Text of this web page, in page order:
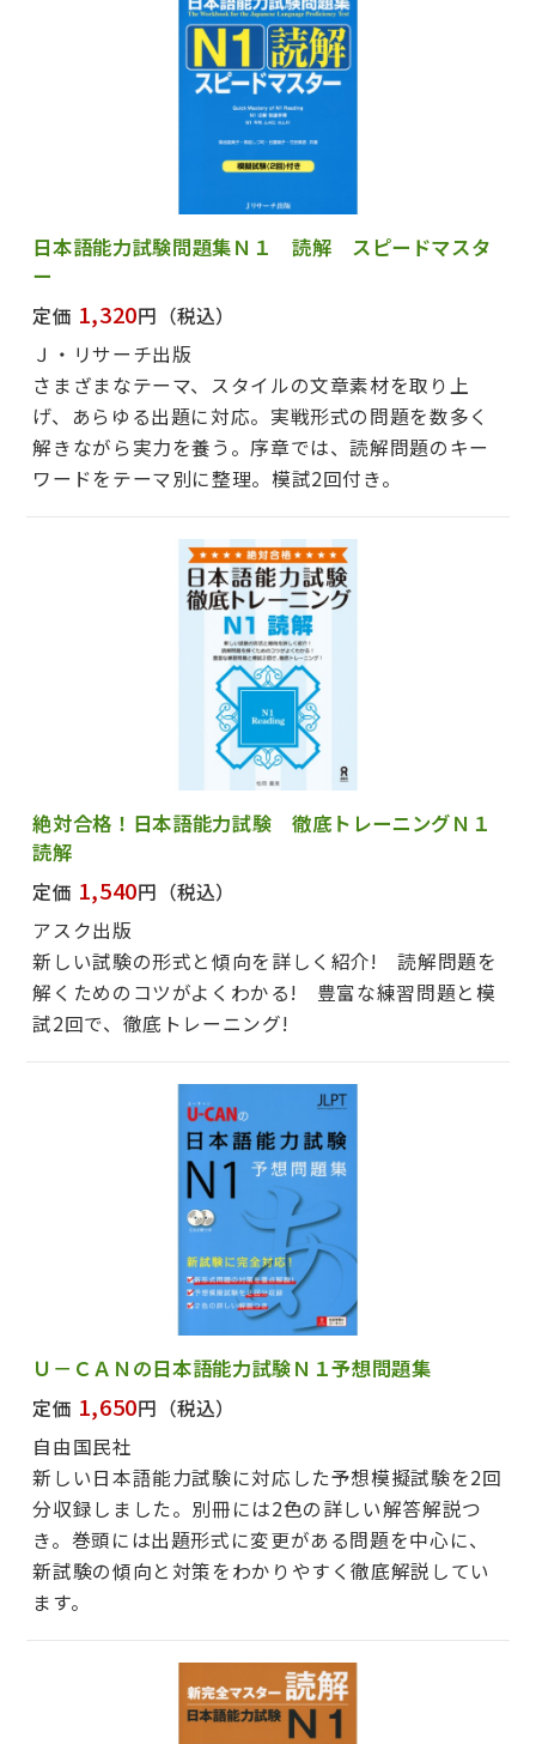
日本語能力試験問題集Ｎ１ 読解 スピードマスタ
ー
定価 1,320円 （税込）
Ｊ・リサーチ出版
さまざまなテーマ、スタイルの文章素材を取り上
げ、あらゆる出題に対応。実戦形式の問題を数多く
解きながら実力を養う。序章では、読解問題のキー
ワードをテーマ別に整理。模試2回付き。
絶対合格！日本語能力試験 徹底トレーニングＮ１
読解
定価 1,540円 （税込）
アスク出版
新しい試験の形式と傾向を詳しく紹介! 読解問題を
解くためのコツがよくわかる! 豊富な練習問題と模
試2回で、徹底トレーニング!
Ｕ－ＣＡＮの日本語能力試験Ｎ１予想問題集
定価 1,650円 （税込）
自由国民社
新しい日本語能力試験に対応した予想模擬試験を2回
分収録しました。別冊には2色の詳しい解答解説つ
き。巻頭には出題形式に変更がある問題を中心に、
新試験の傾向と対策をわかりやすく徹底解説してい
ます。